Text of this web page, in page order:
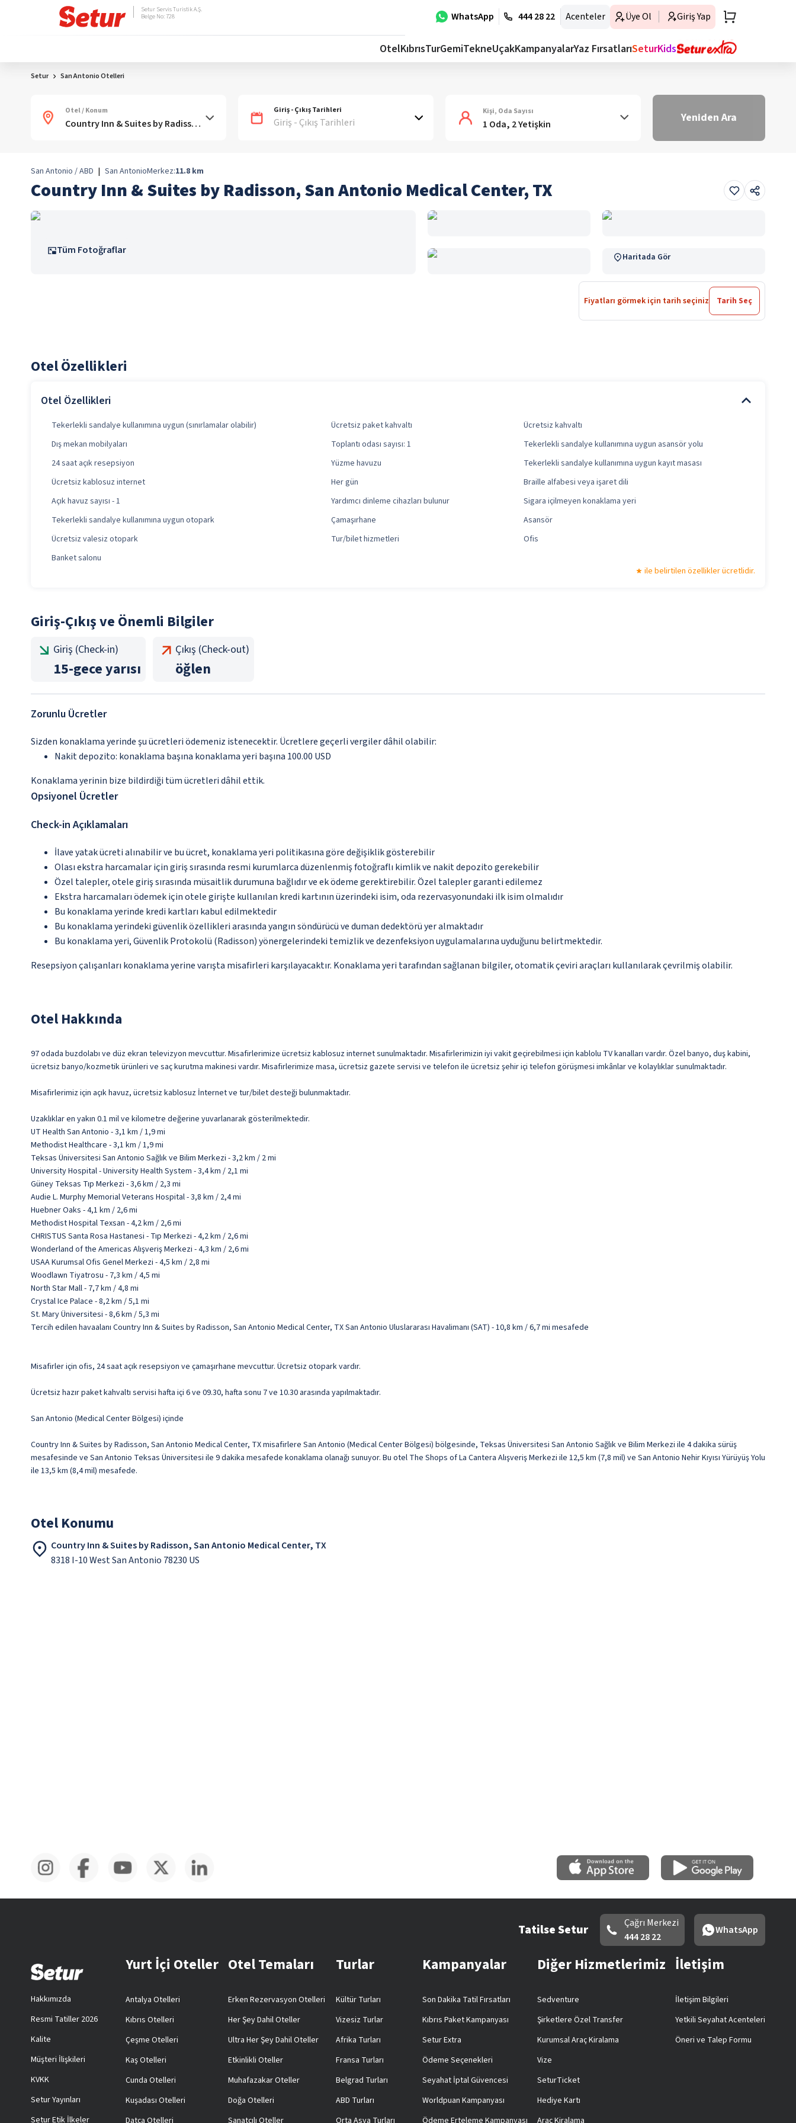
WhatsApp 444 28 22 Acenteler Üye Ol Giriş Yap
Setur Servis Turistik A.Ş.
Belge No: 728
OtelKıbrısTurGemiTekneUçakKampanyalarYaz FırsatlarıSeturKids
Setur San Antonio Otelleri
Otel / Konum Giriş - Çıkış Tarihleri
Giriş - Çıkış Tarihleri
Kişi, Oda Sayısı
1 Oda, 2 Yetişkin Yeniden Ara
San Antonio / ABD | San AntonioMerkez:11.8 km
Country Inn & Suites by Radisson, San Antonio Medical Center, TX
Tüm Fotoğraflar
Haritada Gör
Fiyatları görmek için tarih seçiniz Tarih Seç
Otel Özellikleri
Otel Özellikleri
Tekerlekli sandalye kullanımına uygun (sınırlamalar olabilir) Ücretsiz paket kahvaltı
Ücretsiz kahvaltı
Dış mekan mobilyaları
Toplantı odası sayısı: 1
Tekerlekli sandalye kullanımına uygun asansör yolu
24 saat açık resepsiyon
Yüzme havuzu
Tekerlekli sandalye kullanımına uygun kayıt masası
Ücretsiz kablosuz internet
Her gün
Braille alfabesi veya işaret dili
Açık havuz sayısı - 1
Yardımcı dinleme cihazları bulunur
Sigara içilmeyen konaklama yeri
Tekerlekli sandalye kullanımına uygun otopark
Çamaşırhane
Asansör
Ücretsiz valesiz otopark
Tur/bilet hizmetleri
Ofis
Banket salonu
ile belirtilen özellikler ücretlidir.
Giriş-Çıkış ve Önemli Bilgiler
Giriş (Check-in)
15-gece yarısı
Çıkış (Check-out)
öğlen
Zorunlu Ücretler
Sizden konaklama yerinde şu ücretleri ödemeniz istenecektir. Ücretlere geçerli vergiler dâhil olabilir:
Nakit depozito: konaklama başına konaklama yeri başına 100.00 USD
Konaklama yerinin bize bildirdiği tüm ücretleri dâhil ettik.
Opsiyonel Ücretler
Check-in Açıklamaları
İlave yatak ücreti alınabilir ve bu ücret, konaklama yeri politikasına göre değişiklik gösterebilir
Olası ekstra harcamalar için giriş sırasında resmi kurumlarca düzenlenmiş fotoğraflı kimlik ve nakit depozito gerekebilir
Özel talepler, otele giriş sırasında müsaitlik durumuna bağlıdır ve ek ödeme gerektirebilir. Özel talepler garanti edilemez
Ekstra harcamaları ödemek için otele girişte kullanılan kredi kartının üzerindeki isim, oda rezervasyonundaki ilk isim olmalıdır
Bu konaklama yerinde kredi kartları kabul edilmektedir
Bu konaklama yerindeki güvenlik özellikleri arasında yangın söndürücü ve duman dedektörü yer almaktadır
Bu konaklama yeri, Güvenlik Protokolü (Radisson) yönergelerindeki temizlik ve dezenfeksiyon uygulamalarına uyduğunu belirtmektedir.
Resepsiyon çalışanları konaklama yerine varışta misafirleri karşılayacaktır. Konaklama yeri tarafından sağlanan bilgiler, otomatik çeviri araçları kullanılarak çevrilmiş olabilir.
Otel Hakkında
97 odada buzdolabı ve düz ekran televizyon mevcuttur. Misafirlerimize ücretsiz kablosuz internet sunulmaktadır. Misafirlerimizin iyi vakit geçirebilmesi için kablolu TV kanalları vardır. Özel banyo, duş kabini,
ücretsiz banyo/kozmetik ürünleri ve saç kurutma makinesi vardır. Misafirlerimize masa, ücretsiz gazete servisi ve telefon ile ücretsiz şehir içi telefon görüşmesi imkânlar ve kolaylıklar sunulmaktadır.
Misafirlerimiz için açık havuz, ücretsiz kablosuz İnternet ve tur/bilet desteği bulunmaktadır.
Uzaklıklar en yakın 0.1 mil ve kilometre değerine yuvarlanarak gösterilmektedir.
UT Health San Antonio - 3,1 km / 1,9 mi
Methodist Healthcare - 3,1 km / 1,9 mi
Teksas Üniversitesi San Antonio Sağlık ve Bilim Merkezi - 3,2 km / 2 mi
University Hospital - University Health System - 3,4 km / 2,1 mi
Güney Teksas Tıp Merkezi - 3,6 km / 2,3 mi
Audie L. Murphy Memorial Veterans Hospital - 3,8 km / 2,4 mi
Huebner Oaks - 4,1 km / 2,6 mi
Methodist Hospital Texsan - 4,2 km / 2,6 mi
CHRISTUS Santa Rosa Hastanesi - Tıp Merkezi - 4,2 km / 2,6 mi
Wonderland of the Americas Alışveriş Merkezi - 4,3 km / 2,6 mi
USAA Kurumsal Ofis Genel Merkezi - 4,5 km / 2,8 mi
Woodlawn Tiyatrosu - 7,3 km / 4,5 mi
North Star Mall - 7,7 km / 4,8 mi
Crystal Ice Palace - 8,2 km / 5,1 mi
St. Mary Üniversitesi - 8,6 km / 5,3 mi
Tercih edilen havaalanı Country Inn & Suites by Radisson, San Antonio Medical Center, TX San Antonio Uluslararası Havalimanı (SAT) - 10,8 km / 6,7 mi mesafede
Misafirler için ofis, 24 saat açık resepsiyon ve çamaşırhane mevcuttur. Ücretsiz otopark vardır.
Ücretsiz hazır paket kahvaltı servisi hafta içi 6 ve 09.30, hafta sonu 7 ve 10.30 arasında yapılmaktadır.
San Antonio (Medical Center Bölgesi) içinde
Country Inn & Suites by Radisson, San Antonio Medical Center, TX misafirlere San Antonio (Medical Center Bölgesi) bölgesinde, Teksas Üniversitesi San Antonio Sağlık ve Bilim Merkezi ile 4 dakika sürüş
mesafesinde ve San Antonio Teksas Üniversitesi ile 9 dakika mesafede konaklama olanağı sunuyor. Bu otel The Shops of La Cantera Alışveriş Merkezi ile 12,5 km (7,8 mil) ve San Antonio Nehir Kıyısı Yürüyüş Yolu
ile 13,5 km (8,4 mil) mesafede.
Otel Konumu
Country Inn & Suites by Radisson, San Antonio Medical Center, TX
8318 I-10 West San Antonio 78230 US
Tatilse Setur
Çağrı Merkezi
444 28 22
WhatsApp
Hakkımızda
Resmi Tatiller 2026
Kalite
Müşteri İlişkileri
KVKK
Setur Yayınları
Setur Etik İlkeler
Yurt İçi Oteller
Antalya Otelleri
Kıbrıs Otelleri
Çeşme Otelleri
Kaş Otelleri
Cunda Otelleri
Kuşadası Otelleri
Datça Otelleri
Otel Temaları
Erken Rezervasyon Otelleri
Her Şey Dahil Oteller
Ultra Her Şey Dahil Oteller
Etkinlikli Oteller
Muhafazakar Oteller
Doğa Otelleri
Sanatçılı Oteller
Turlar
Kültür Turları
Vizesiz Turlar
Afrika Turları
Fransa Turları
Belgrad Turları
ABD Turları
Orta Asya Turları
Kampanyalar
Son Dakika Tatil Fırsatları
Kıbrıs Paket Kampanyası
Setur Extra
Ödeme Seçenekleri
Seyahat İptal Güvencesi
Worldpuan Kampanyası
Ödeme Erteleme Kampanyası
Diğer Hizmetlerimiz
Sedventure
Şirketlere Özel Transfer
Kurumsal Araç Kiralama
Vize
SeturTicket
Hediye Kartı
Araç Kiralama
İletişim
İletişim Bilgileri
Yetkili Seyahat Acenteleri
Öneri ve Talep Formu